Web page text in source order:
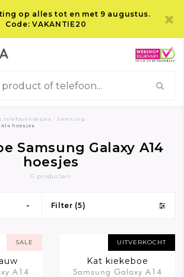
op alles tot en met 9 augustus.
Code: VAKANTIE20
telefoonhoesjes Samsung
hoesjes
Samsung Galaxy A14
hoesjes
6 producten
Filter (5)
SALE
A14
UITVERKOCHT
Kat kiekeboe
Samsung Galaxy A14